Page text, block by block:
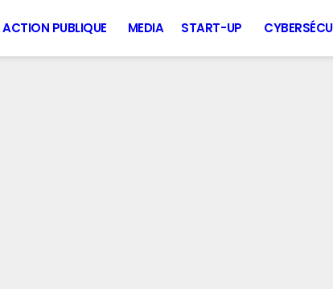
ACTION PUBLIQUE MEDIA START-UP